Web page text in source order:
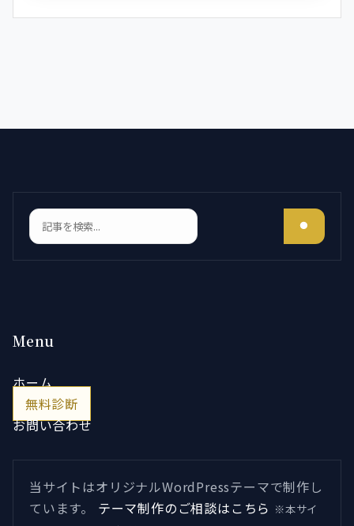
検索
Menu
ホーム
無料診断
お問い合わせ
当サイトはオリジナルWordPressテーマで制作し
ています。
テーマ制作のご相談はこちら ※本サイ